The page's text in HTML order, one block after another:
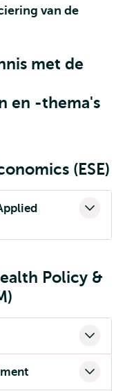
van de
met de
en -thema's
(ESE)
Policy &